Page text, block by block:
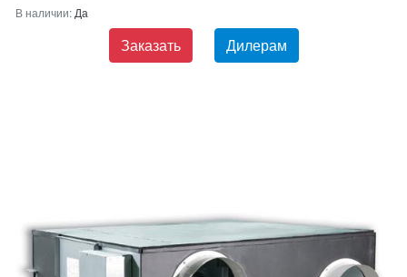
В наличии: Да
Заказать Дилерам